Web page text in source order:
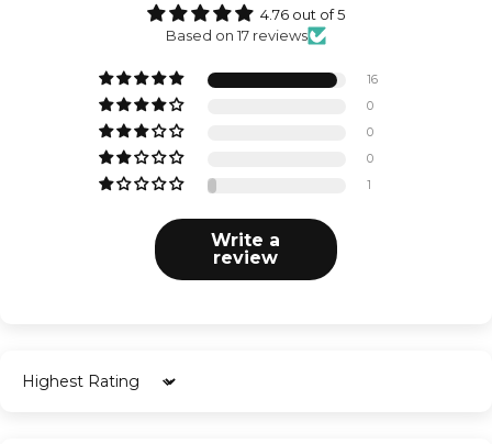
4.76 out of 5
Based on 17 reviews
16
0
0
0
1
Write a
review
Sort by